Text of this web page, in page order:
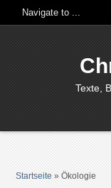
Texte,
Startseite »Ökologie